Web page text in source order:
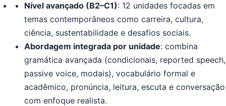
Nível avançado (B2–C1): 12 unidades focadas em
temas contemporâneos como carreira, cultura,
ciência, sustentabilidade e desafios sociais.
Abordagem integrada por unidade: combina
gramática avançada (condicionais, reported speech,
passive voice, modais), vocabulário formal e
acadêmico, pronúncia, leitura, escuta e conversação
com enfoque realista.